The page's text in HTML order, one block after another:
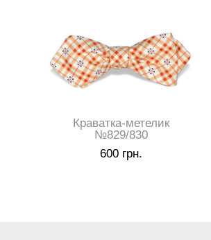
Краватка-метелик
№829/830
600 грн.